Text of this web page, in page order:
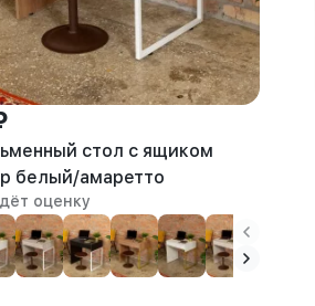
стол с ящиком
белый/амаретто
оценку